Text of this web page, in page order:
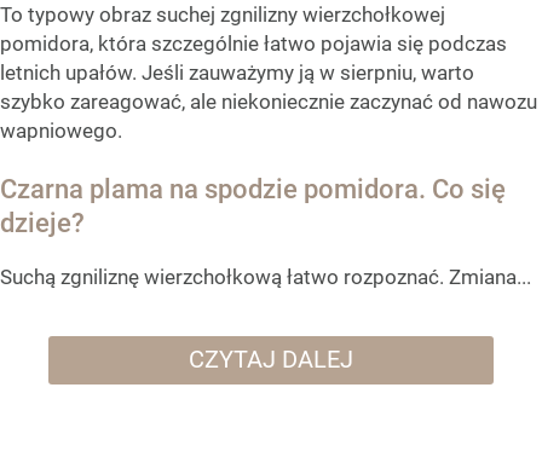
To typowy obraz suchej zgnilizny wierzchołkowej
pomidora, która szczególnie łatwo pojawia się podczas
letnich upałów. Jeśli zauważymy ją w sierpniu, warto
szybko zareagować, ale niekoniecznie zaczynać od nawozu
wapniowego.
Czarna plama na spodzie pomidora. Co się
dzieje?
Suchą zgniliznę wierzchołkową łatwo rozpoznać. Zmiana...
CZYTAJ DALEJ